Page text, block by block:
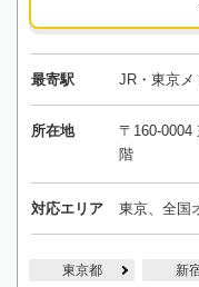
最寄駅 JR・東京メ
所在地
〒160-0004
階
対応エリア 東京、全国
東京都 新